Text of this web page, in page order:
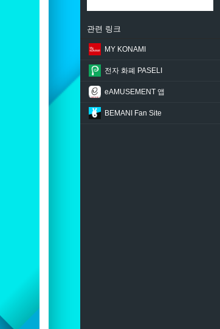
관련 링크
MY KONAMI
전자 화폐 PASELI
eAMUSEMENT 앱
BEMANI Fan Site